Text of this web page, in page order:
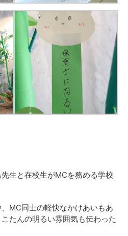
生と在校生がMCを務める学校
MC同士の軽快なかけあいもあ
たんの明るい雰囲気も伝わった